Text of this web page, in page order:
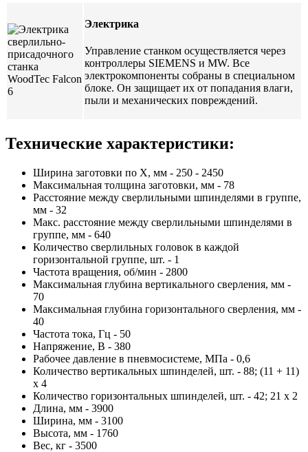
Электрика
Управление станком осуществляется через
контроллеры SIEMENS и MW. Все
электрокомпоненты собраны в специальном
блоке. Он защищает их от попадания влаги,
пыли и механических повреждений.
Технические характеристики:
Ширина заготовки по Х, мм - 250 - 2450
Максимальная толщина заготовки, мм - 78
Расстояние между сверлильными шпинделями в группе,
мм - 32
Макс. расстояние между сверлильными шпинделями в
группе, мм - 640
Количество сверлильных головок в каждой
горизонтальной группе, шт. - 1
Частота вращения, об/мин - 2800
Максимальная глубина вертикального сверления, мм -
70
Максимальная глубина горизонтального сверления, мм -
40
Частота тока, Гц - 50
Напряжение, В - 380
Рабочее давление в пневмосистеме, МПа - 0,6
Количество вертикальных шпинделей, шт. - 88; (11 + 11)
x 4
Количество горизонтальных шпинделей, шт. - 42; 21 x 2
Длина, мм - 3900
Ширина, мм - 3100
Высота, мм - 1760
Вес, кг - 3500